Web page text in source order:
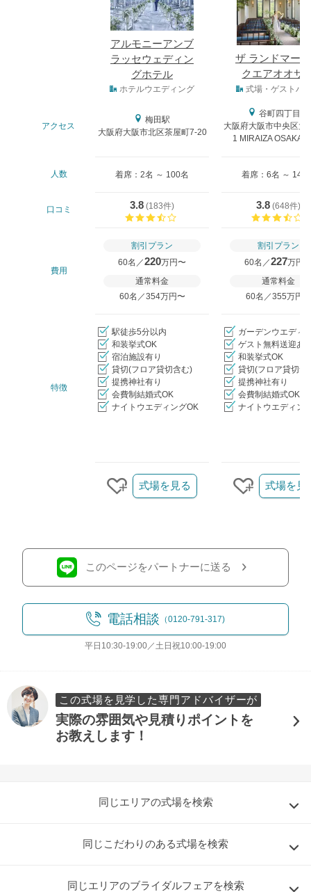
アルモニーアンブ
ラッセウェディン
グホテル
ザ ランドマー
クエアオオサ
ホテルウエディング 式場・ゲストハ
アクセス
梅田駅
大阪府大阪市北区茶屋町7-20
谷町四丁目駅
大阪府大阪市中央区大
1 MIRAIZA OSAKA-
人数 着席：2名 ～ 100名 着席：6名 ～ 146
口コミ 3.8 (183件)
3.8 (648件)
費用
割引プラン
60名／220万円〜
通常料金
60名／354万円〜
割引プラン
60名／227万円
通常料金
60名／355万円〜
特徴
駅徒歩5分以内
和装挙式OK
宿泊施設有り
貸切(フロア貸切含む)
提携神社有り
会費制結婚式OK
ナイトウエディングOK
ガーデンウエディ
ゲスト無料送迎あ
和装挙式OK
貸切(フロア貸切含
提携神社有り
会費制結婚式OK
ナイトウエディン
クリップする
式場を見る
クリップす
式場を見
このページをパートナーに送る
電話相談 （0120-791-317)
平日10:30-19:00／土日祝10:00-19:00
この式場を見学した専門アドバイザーが
実際の雰囲気や見積りポイントを
お教えします！
同じエリアの式場を検索
同じこだわりのある式場を検索
同じエリアのブライダルフェアを検索